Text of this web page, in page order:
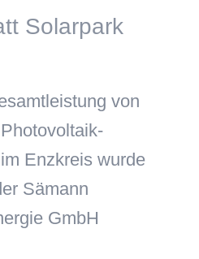
Solarpark
von
Enzkreis wurde
Sämann
GmbH